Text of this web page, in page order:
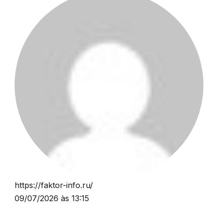
https://faktor-info.ru/
09/07/2026 às 13:15